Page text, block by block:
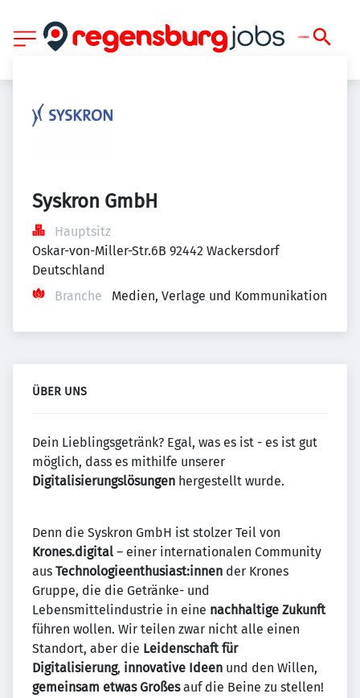
Syskron GmbH
Hauptsitz
Oskar-von-Miller-Str.6B 92442 Wackersdorf
Deutschland
Branche
Medien, Verlage und Kommunikation
ÜBER UNS
Dein Lieblingsgetränk? Egal, was es ist - es ist gut
möglich, dass es mithilfe unserer
Digitalisierungslösungen hergestellt wurde.
Denn die Syskron GmbH ist stolzer Teil von
Krones.digital – einer internationalen Community
aus Technologieenthusiast:innen der Krones
Gruppe, die die Getränke- und
Lebensmittelindustrie in eine nachhaltige Zukunft
führen wollen. Wir teilen zwar nicht alle einen
Standort, aber die Leidenschaft für
Digitalisierung, innovative Ideen und den Willen,
gemeinsam etwas Großesauf die Beine zu stellen!